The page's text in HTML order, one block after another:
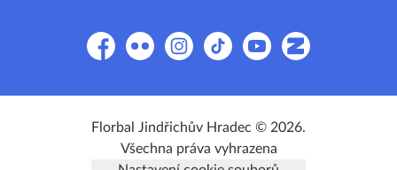
FacebookFlickr Instagram
TikTok YouTubeZonerama
Florbal Jindřichův Hradec © 2026.
Všechna práva vyhrazena